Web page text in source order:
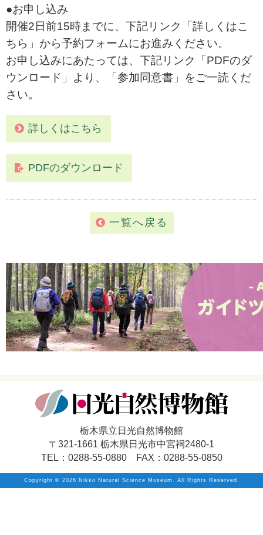
●お申し込み
開催2日前15時までに、下記リンク「詳しくはこ
ちら」から予約フォームにお進みください。
お申し込みにあたっては、下記リンク「PDFのダ
ウンロード」より、「参加同意書」をご一読くだ
さい。
詳しくはこちら
PDFのダウンロード
一覧へ戻る
栃木県立日光自然博物館
〒321-1661 栃木県日光市中宮祠2480-1
TEL：0288-55-0880 FAX：0288-55-0850
Copyright © 2026 Nikko Natural Science Museum. All Rights Reserved.